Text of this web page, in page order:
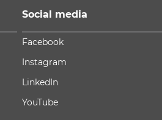
Social media
Facebook
Instagram
LinkedIn
YouTube